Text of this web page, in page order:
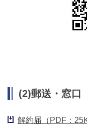
(2)郵送・窓口
解約届（PDF：